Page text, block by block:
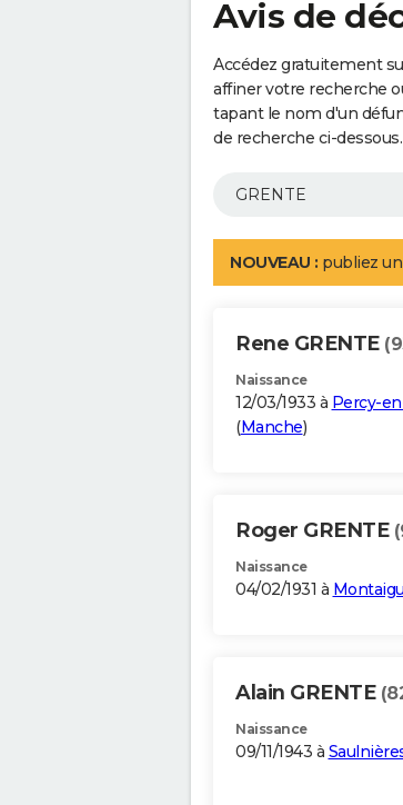
Avis de
Accédez gratuitement
affiner votre recherche
tapant le nom d'un
de recherche ci-dessous.
NOUVEAU : publiez un
Rene GRENTE
Naissance
12/03/1933 à Percy-
(Manche)
Roger GRENTE
Naissance
04/02/1931 à
Alain GRENTE
Naissance
09/11/1943 à